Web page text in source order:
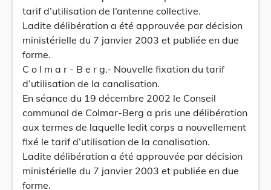
tarif d’utilisation de l’antenne collective.
Ladite délibération a été approuvée par décision
ministérielle du 7 janvier 2003 et publiée en due
forme.
C o l m a r - B e r g.- Nouvelle fixation du tarif
d’utilisation de la canalisation.
En séance du 19 décembre 2002 le Conseil
communal de Colmar-Berg a pris une délibération
aux termes de laquelle ledit corps a nouvellement
fixé le tarif d’utilisation de la canalisation.
Ladite délibération a été approuvée par décision
ministérielle du 7 janvier 2003 et publiée en due
forme.